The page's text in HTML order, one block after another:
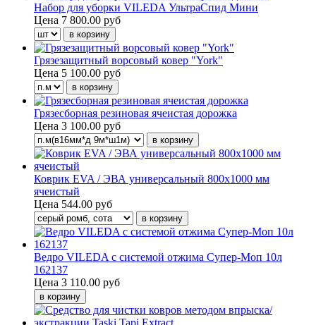
Набор для уборки VILEDA УльтраСпид Мини
Цена 7 800.00 руб
Грязезащитный ворсовый ковер "York"
Цена 5 100.00 руб
Грязесборная резиновая ячеистая дорожка
Цена 3 100.00 руб
Коврик EVA / ЭВА универсальный 800х1000 мм
ячеистый
Цена 544.00 руб
Ведро VILEDA с системой отжима Супер-Моп 10л
162137
Цена 3 110.00 руб